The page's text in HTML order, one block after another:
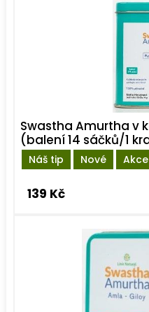
Náš tip Nové Akce
Swastha Amurtha v
(balení 14 sáčků/1
139 Kč